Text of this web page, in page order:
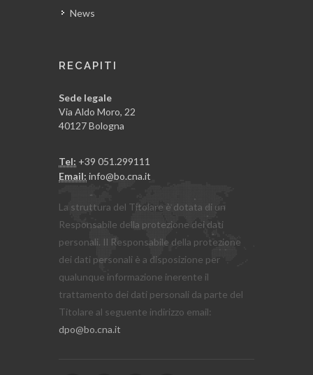
News
RECAPITI
Sede legale
Via Aldo Moro, 22
40127 Bologna
Tel: +39 051.299111
Email: info@bo.cna.it
La struttura del Titolare è dotata di un
Responsabile della protezione dei dati
personali. Il Responsabile della protezione
dei dati personali è a disposizione per
qualunque informazione inerente il
trattamento dei dati personali da parte del
Titolare al seguente indirizzo email:
dpo@bo.cna.it